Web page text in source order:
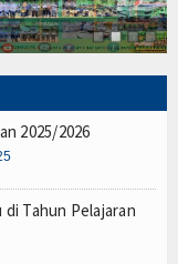
2025/2026
Tahun Pelajaran